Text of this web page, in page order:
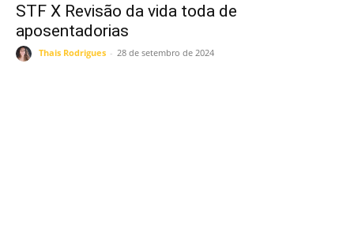
STF X Revisão da vida toda de
aposentadorias
Thais Rodrigues - 28 de setembro de 2024